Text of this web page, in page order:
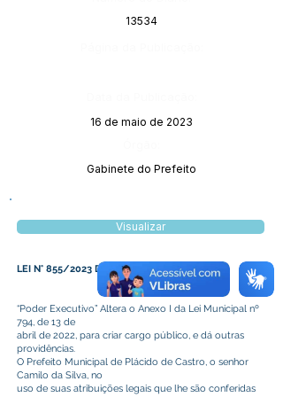
13534
16 de maio de 2023
Gabinete do Prefeito
Visualizar
LEI N° 855/2023 DE 10 DE MAIO DE 2023
“Poder Executivo” Altera o Anexo I da Lei Municipal nº
794, de 13 de
abril de 2022, para criar cargo público, e dá outras
providências.
O Prefeito Municipal de Plácido de Castro, o senhor
Camilo da Silva, no
uso de suas atribuições legais que lhe são conferidas